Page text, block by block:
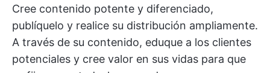
Cree contenido potente y diferenciado,
publíquelo y realice su distribución ampliamente.
A través de su contenido, eduque a los clientes
potenciales y cree valor en sus vidas para que